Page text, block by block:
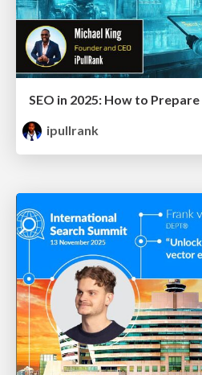
ipullrank